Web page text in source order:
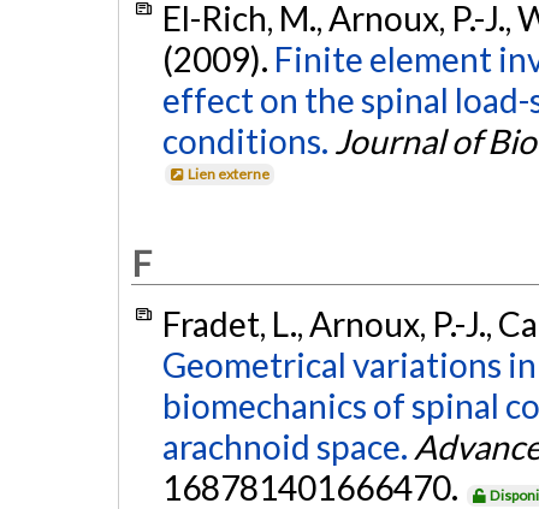
El-Rich, M., Arnoux, P.-J.,
(2009). Finite element
effect on the spinal
conditions. Journal of
Lien externe
F
Fradet, L., Arnoux, P.-J.,
Geometrical variations
biomechanics of spinal
arachnoid space.
168781401666470.